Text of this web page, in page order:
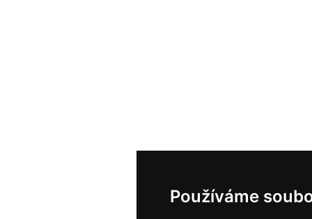
Používáme